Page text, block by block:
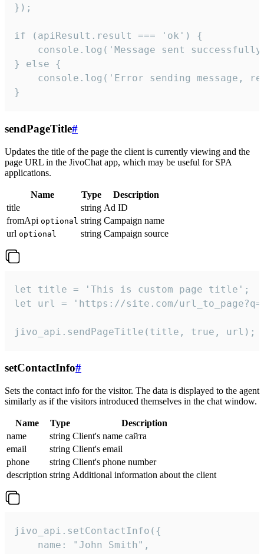
});
if (apiResult.result === 'ok') {
console.log('Message sent
} else {
console.log('Error sending message,
}
sendPageTitle#
Updates the title of the page the client is currently viewing and the
page URL in the JivoChat app, which may be useful for SPA
applications.
Name Type
Description
title
string Ad ID
fromApi optional string Campaign name
url optional string Campaign source
let title = 'This is custom page title';
let url = 'https://site.com/
jivo_api.sendPageTitle(title, true, url);
setContactInfo#
Sets the contact info for the visitor. The data is displayed to the agent
similarly as if the visitors introduced themselves in the chat window.
Name Type
Description
name
string Client's name сайта
email
string Client's email
phone
string Client's phone number
description string Additional information about the client
jivo_api.setContactInfo({
    name: "John Smith",